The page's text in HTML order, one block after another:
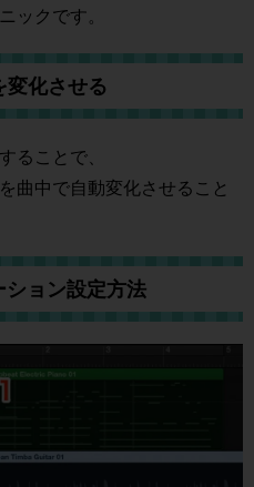
ックです。
化させる
ることで、
曲中で自動変化させること
ョン設定方法